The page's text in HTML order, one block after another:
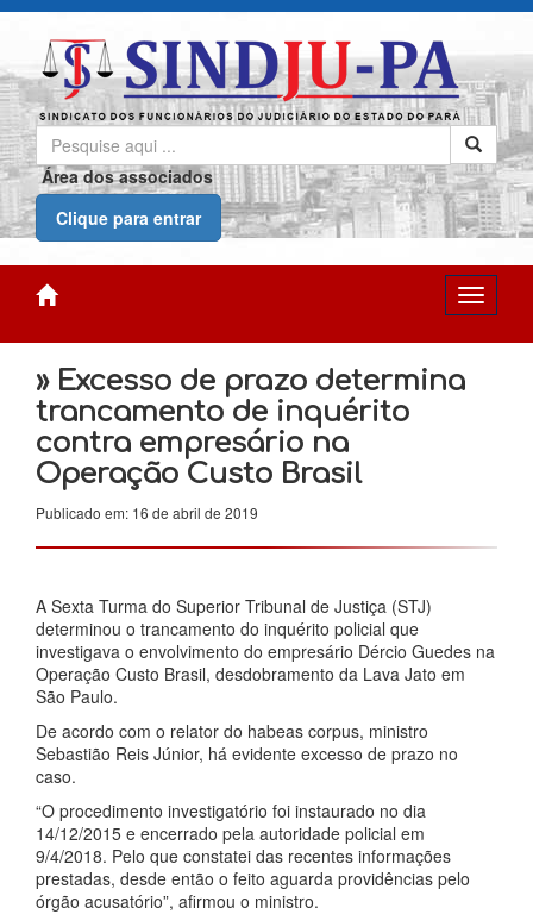
Área dos associados
Clique para entrar
» Excesso de prazo determina
trancamento de inquérito
contra empresário na
Operação Custo Brasil
Publicado em: 16 de abril de 2019
A Sexta Turma do Superior Tribunal de Justiça (STJ)
determinou o trancamento do inquérito policial que
investigava o envolvimento do empresário Dércio Guedes na
Operação Custo Brasil, desdobramento da Lava Jato em
São Paulo.
De acordo com o relator do habeas corpus, ministro
Sebastião Reis Júnior, há evidente excesso de prazo no
caso.
“O procedimento investigatório foi instaurado no dia
14/12/2015 e encerrado pela autoridade policial em
9/4/2018. Pelo que constatei das recentes informações
prestadas, desde então o feito aguarda providências pelo
órgão acusatório”, afirmou o ministro.